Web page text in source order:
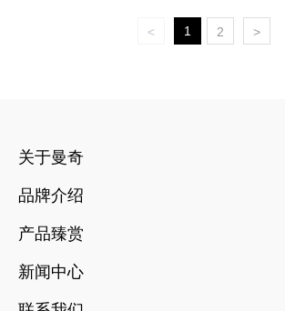
< 1 2 >
关于曼奇
品牌介绍
产品臻赏
新闻中心